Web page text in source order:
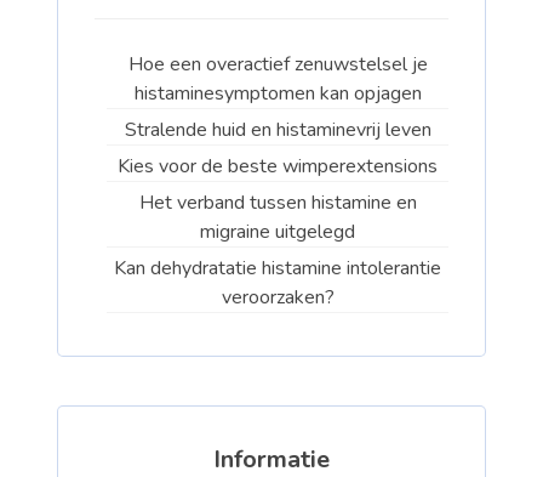
Hoe een overactief zenuwstelsel je
histaminesymptomen kan opjagen
Stralende huid en histaminevrij leven
Kies voor de beste wimperextensions
Het verband tussen histamine en
migraine uitgelegd
Kan dehydratatie histamine intolerantie
veroorzaken?
Informatie